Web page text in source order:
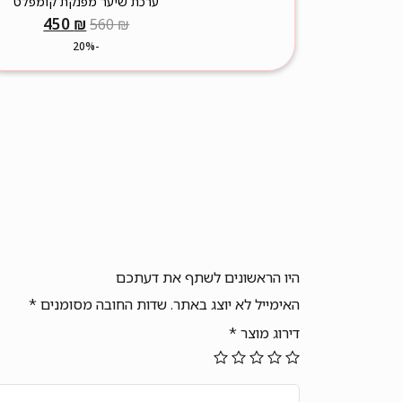
560₪
המחיר
המקורי
450 ₪
המחיר
-20%
היו הראשונים לשתף את דעתכם
האימייל לא יוצג באתר.שדות החובה מסומנים *
דירוג מוצר *